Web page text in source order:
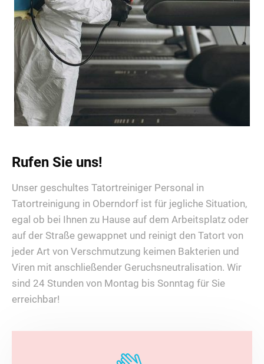
Rufen Sie uns!
Unser geschultes Tatortreiniger Personal in
Tatortreinigung in Oberndorf ist für jegliche Situation,
egal ob bei Ihnen zu Hause auf dem Arbeitsplatz oder
auf der Straße gewappnet und reinigt den Tatort von
jeder Art von Verschmutzung keimen Bakterien und
Viren mit anschließender Geruchsneutralisation. Wir
sind 24 Stunden von Montag bis Sonntag für Sie
erreichbar!